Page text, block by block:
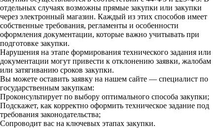
отдельных случаях возможны прямые закупки или закупки
через электронный магазин. Каждый из этих способов имеет
собственные требования, регламенты и особенности
оформления документации, которые важно учитывать при
подготовке закупки.
Нарушения на этапе формирования технического задания или
документации могут привести к отклонению заявки, жалобам
или затягиванию сроков закупки.
Вы можете оставить заявку на нашем сайте — специалист по
государственным закупкам:
Проконсультирует по выбору оптимального способа закупки;
Подскажет, как корректно оформить техническое задание под
требования законодательства;
Сопроводит вас на ключевых этапах закупки.